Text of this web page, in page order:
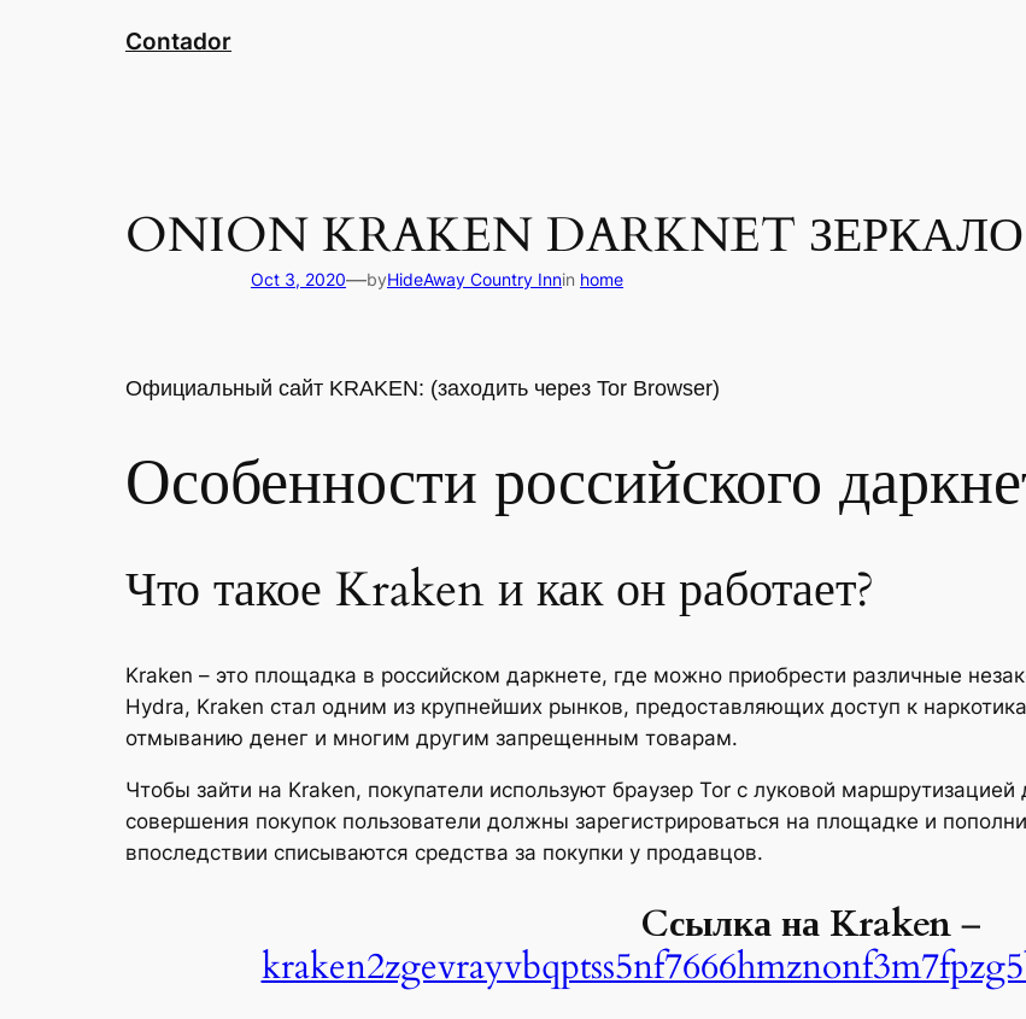
Contador
ONION KRAKEN DARKNET
Oct 3, 2020—byHideAway Country Innin home
Официальный сайт KRAKEN: (заходить через Tor Browser)
Особенности российского
Что такое Kraken и как он работает?
Kraken – это площадка в российском даркнете, где можно приобрести различные
Hydra, Kraken стал одним из крупнейших рынков, предоставляющих доступ к
отмыванию денег и многим другим запрещенным товарам.
Чтобы зайти на Kraken, покупатели используют браузер Tor с луковой
совершения покупок пользователи должны зарегистрироваться на площадке и
впоследствии списываются средства за покупки у продавцов.
Cсылка на Kraken–